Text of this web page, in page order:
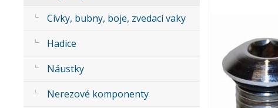
Cívky, bubny, boje, zvedací vaky
Hadice
Náustky
Nerezové komponenty